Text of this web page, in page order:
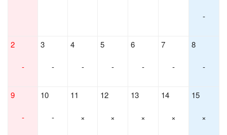
-
2
-
3
-
4
-
5
-
6
-
7
-
8
-
9
-
10
-
11
×
12
×
13
×
14
×
15
×